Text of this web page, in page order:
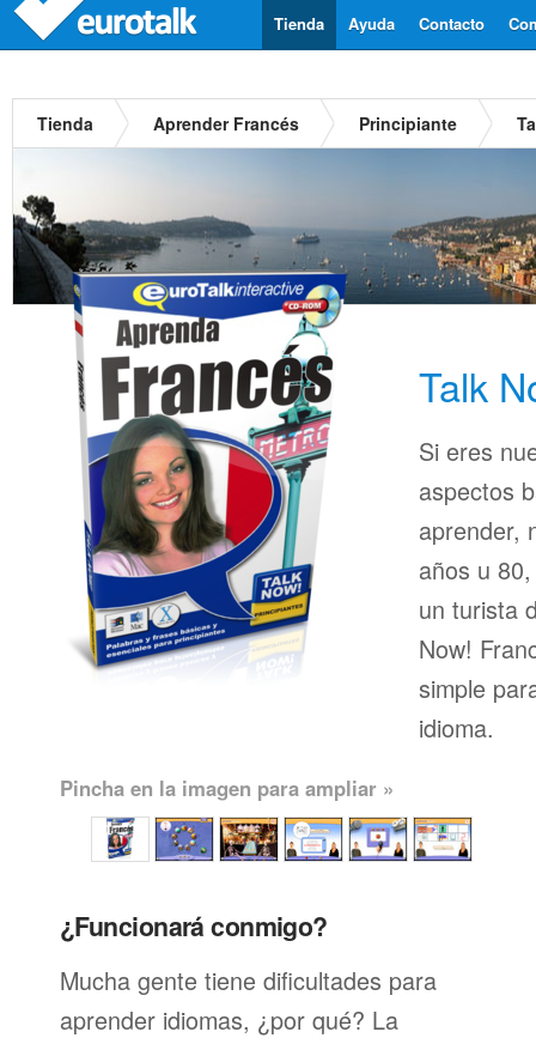
Contacto
Ayuda
Tienda
Tienda Aprender Francés Principiante
Talk
Si eres
aspectos
aprender,
años u
un turista
Now!
simple
idioma.
Pincha en la imagen para ampliar »
¿Funcionará conmigo?
Mucha gente tiene dificultades para
aprender idiomas, ¿por qué? La